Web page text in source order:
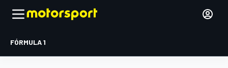
FÓRMULA 1